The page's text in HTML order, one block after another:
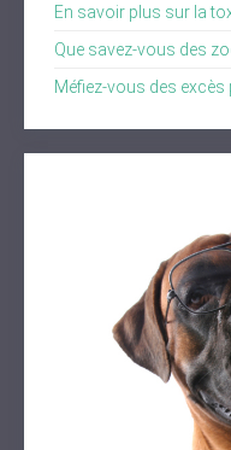
En savoir plus sur la
Que savez-vous des
Méfiez-vous des excès